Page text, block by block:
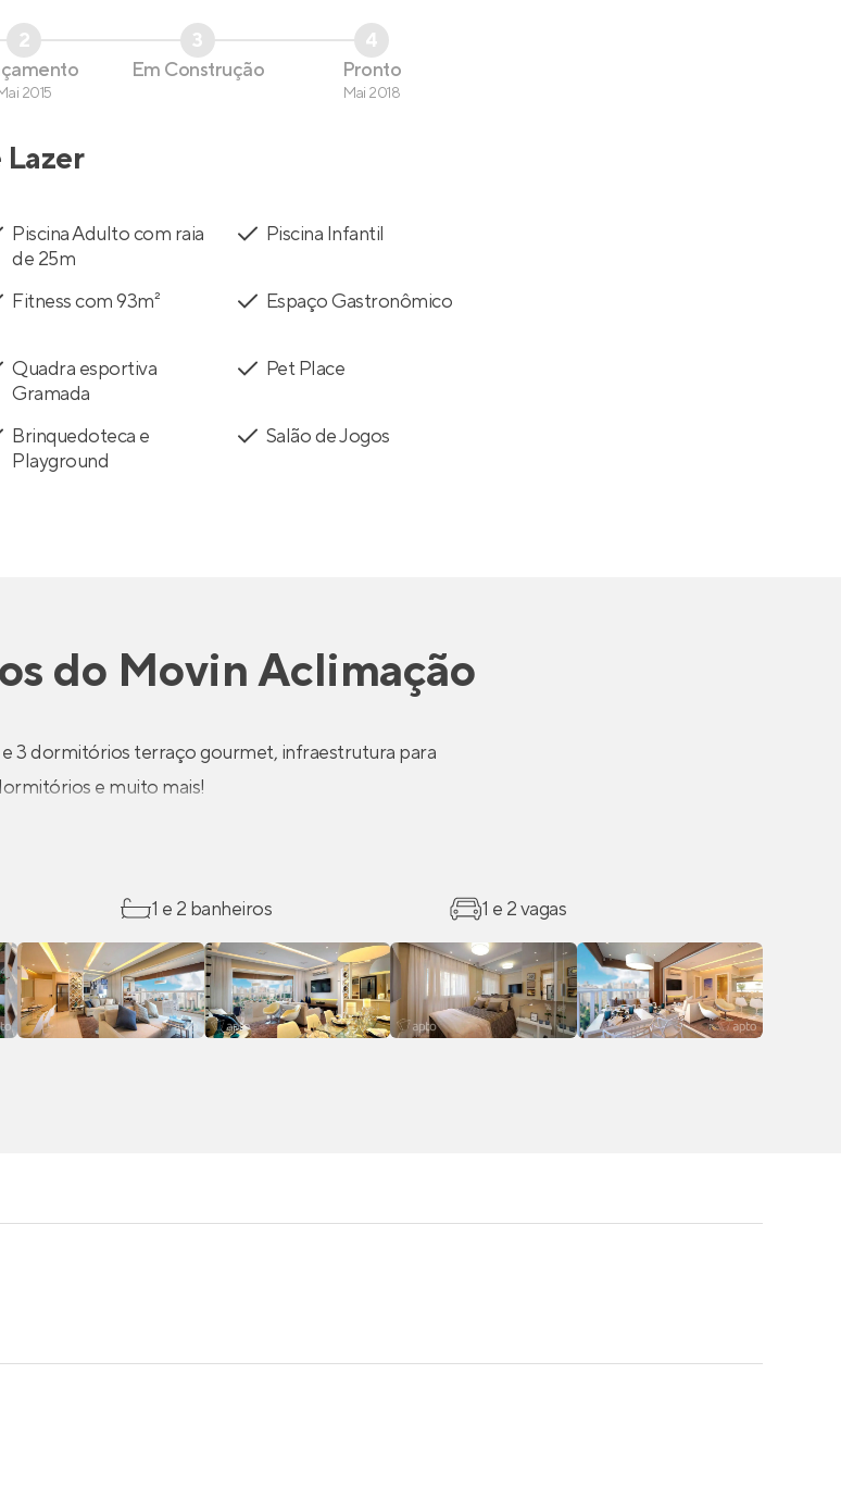
2
2015
3
Em Construção
4
Pronto
Mai 2018
Lazer
Piscina Adulto com raia
de 25m
Piscina Infantil
Fitness com 93m² Espaço Gastronômico
Quadra esportiva
Gramada
Pet Place
Brinquedoteca e
Playground
Salão de Jogos
do Movin Aclimação
3 dormitórios terraço gourmet, infraestrutura para
e muito mais!
1 e 2 banheiros 1 e 2 vagas